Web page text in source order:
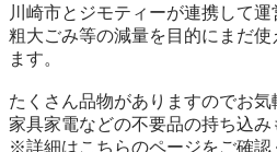
川崎市とジモティーが連携して運
粗⼤ごみ等の減量を⽬的にまだ
ます。
たくさん品物がありますのでお気
家具家電などの不要品の持ち込み